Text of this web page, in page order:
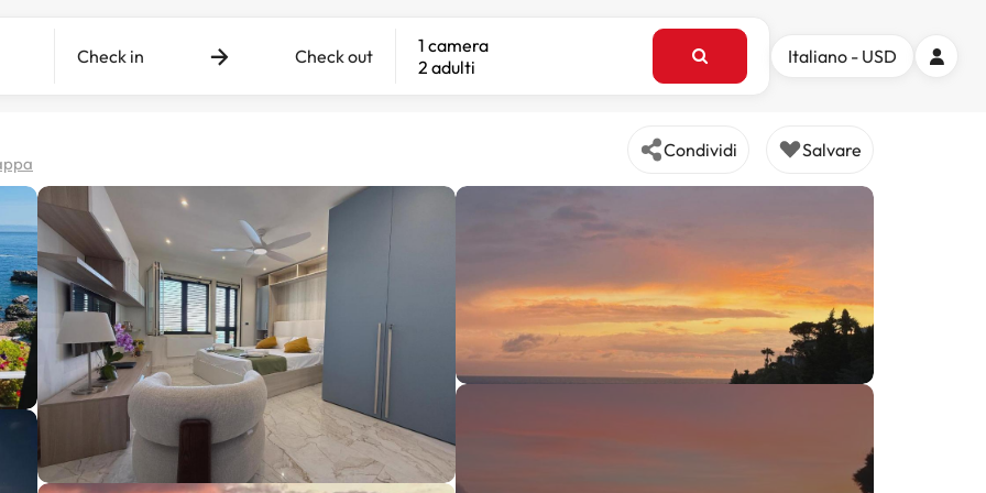
Check in Check out
1 camera
2 adulti
Italiano - USD
Condividi Salvare